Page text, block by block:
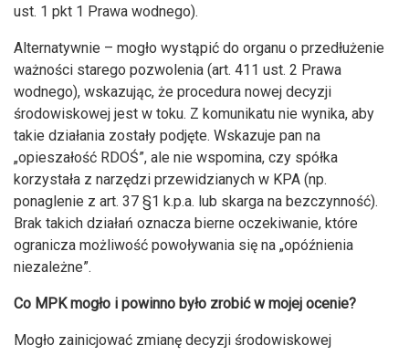
ust. 1 pkt 1 Prawa wodnego).
Alternatywnie – mogło wystąpić do organu o przedłużenie
ważności starego pozwolenia (art. 411 ust. 2 Prawa
wodnego), wskazując, że procedura nowej decyzji
środowiskowej jest w toku. Z komunikatu nie wynika, aby
takie działania zostały podjęte. Wskazuje pan na
„opieszałość RDOŚ”, ale nie wspomina, czy spółka
korzystała z narzędzi przewidzianych w KPA (np.
ponaglenie z art. 37 §1 k.p.a. lub skarga na bezczynność).
Brak takich działań oznacza bierne oczekiwanie, które
ogranicza możliwość powoływania się na „opóźnienia
niezależne”.
Co MPK mogło i powinno było zrobić w mojej ocenie?
Mogło zainicjować zmianę decyzji środowiskowej